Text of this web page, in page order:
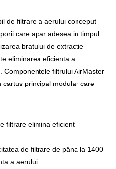
de filtrare a aerului conceput
care apar adesea in timpul
bratului de extractie
eliminarea eficienta a
Componentele filtrului AirMaster
cartus principal modular care
filtrare elimina eficient
de filtrare de pâna la 1400
a aerului.